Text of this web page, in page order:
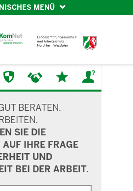
MENÜ
BERATEN.
SIE DIE
IHRE FRAGE
UND
BEI DER ARBEIT.